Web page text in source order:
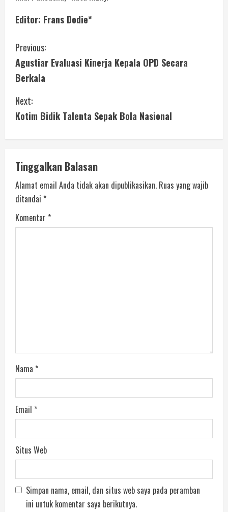
Editor: Frans Dodie*
Previous:
Agustiar Evaluasi Kinerja Kepala OPD Secara
Berkala
Next:
Kotim Bidik Talenta Sepak Bola Nasional
Tinggalkan Balasan
Alamat email Anda tidak akan dipublikasikan. Ruas yang wajib
ditandai *
Komentar *
Nama *
Email *
Situs Web
Simpan nama, email, dan situs web saya pada peramban
ini untuk komentar saya berikutnya.